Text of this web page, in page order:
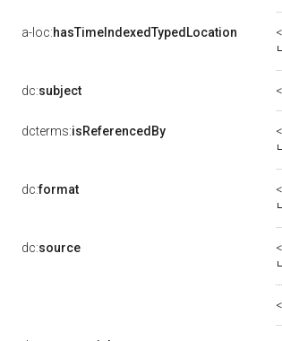
a-loc:hasTimeIndexedTypedLocation
dc:subject
dcterms:isReferencedBy
dc:format
dc:source